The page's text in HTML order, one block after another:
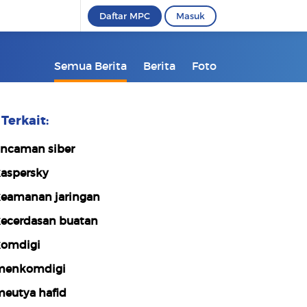
Daftar MPC Masuk
Semua Berita Berita Foto
siber
jaringan
buatan
hafid